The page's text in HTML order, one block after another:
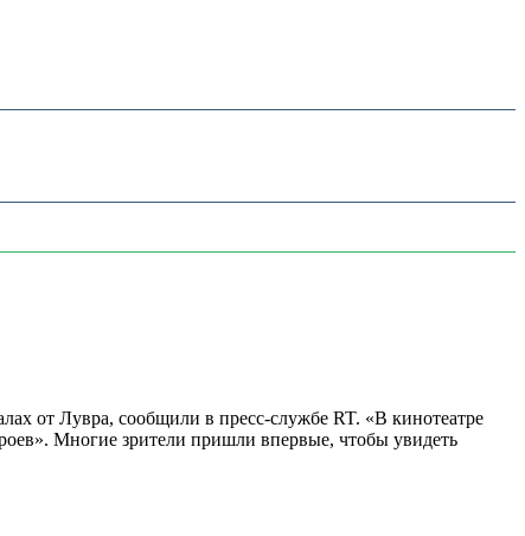
от Лувра, сообщили в пресс-службе RT. «В кинотеатре
Многие зрители пришли впервые, чтобы увидеть